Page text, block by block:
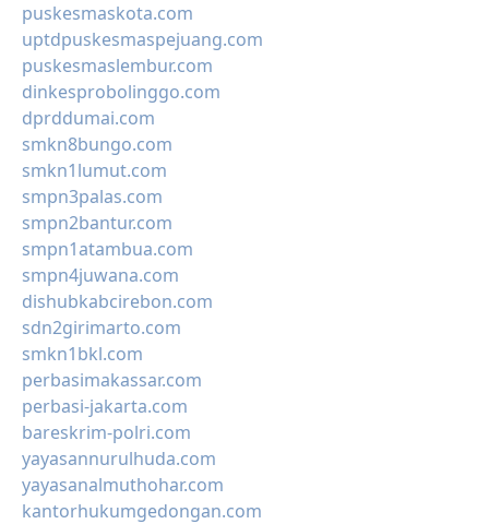
puskesmaskota.com
uptdpuskesmaspejuang.com
puskesmaslembur.com
dinkesprobolinggo.com
dprddumai.com
smkn8bungo.com
smkn1lumut.com
smpn3palas.com
smpn2bantur.com
smpn1atambua.com
smpn4juwana.com
dishubkabcirebon.com
sdn2girimarto.com
smkn1bkl.com
perbasimakassar.com
perbasi-jakarta.com
bareskrim-polri.com
yayasannurulhuda.com
yayasanalmuthohar.com
kantorhukumgedongan.com